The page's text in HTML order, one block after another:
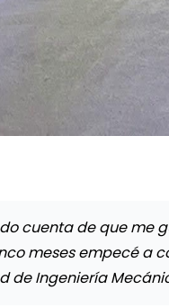
cuenta de que me
meses empecé a
de Ingeniería